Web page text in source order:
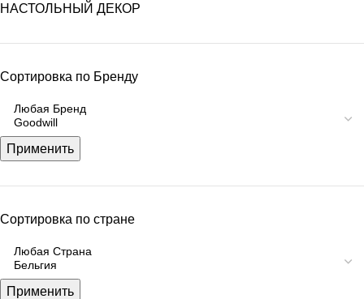
НАСТОЛЬНЫЙ ДЕКОР
Сортировка по Бренду
Применить
Сортировка по стране
Применить